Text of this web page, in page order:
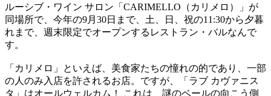
ルーシブ・ワイン サロン「CARIMELLO（カリメロ）」が
同場所で、今年の9月30日まで、土、日、祝の11:30から夕暮
れまで、週末限定でオープンするレストラン・バルなんで
す。
「カリメロ」といえば、美食家たちの憧れの的であり、一部
の人のみ入店を許されるお店。ですが、「ラブ カヴァニス
タ」はオールウェルカム！ これは、謎のベールの向こう側